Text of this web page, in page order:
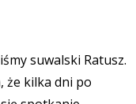
suwalski Ratusz.
że kilka dni po